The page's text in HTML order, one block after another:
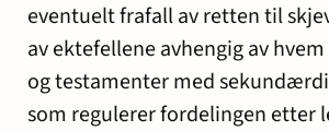
eventuelt frafall av retten til
av ektefellene avhengig av
og testamenter med
som regulerer fordelingen etter